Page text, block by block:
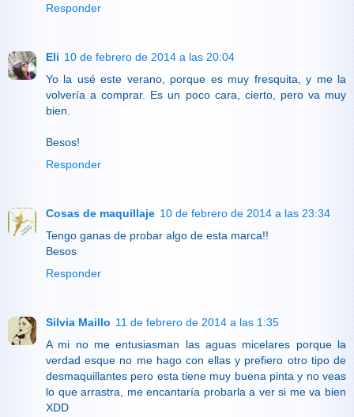
Responder
Eli 10 de febrero de 2014 a las 20:04
Yo la usé este verano, porque es muy fresquita, y me la
volvería a comprar. Es un poco cara, cierto, pero va muy
bien.
Besos!
Responder
Cosas de maquillaje 10 de febrero de 2014 a las 23:34
Tengo ganas de probar algo de esta marca!!
Besos
Responder
Silvia Maillo 11 de febrero de 2014 a las 1:35
A mi no me entusiasman las aguas micelares porque la
verdad esque no me hago con ellas y prefiero otro tipo de
desmaquillantes pero esta tiene muy buena pinta y no veas
lo que arrastra, me encantaría probarla a ver si me va bien
XDD